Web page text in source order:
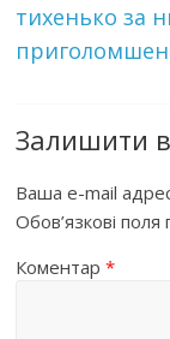
тихенько за
Залишити
Ваша e-mail
Обов’язкові
Коментар*